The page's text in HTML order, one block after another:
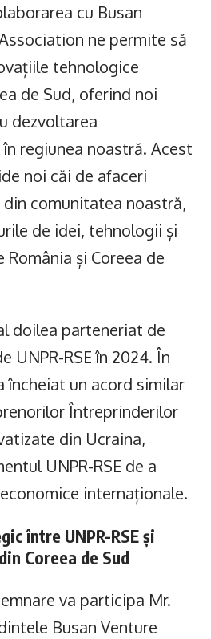
cu Busan
ne permite să
tehnologice
de Sud, oferind noi
dezvoltarea
regiunea noastră. Acest
noi căi de afaceri
comunitatea noastră,
de idei, tehnologii și
și Coreea de
doilea parteneriat de
UNPR-RSE în 2024. În
încheiat un acord similar
Întreprinderilor
din Ucraina,
UNPR-RSE de a
internaționale.
între UNPR-RSE și
Coreea de Sud
va participa Mr.
Busan Venture